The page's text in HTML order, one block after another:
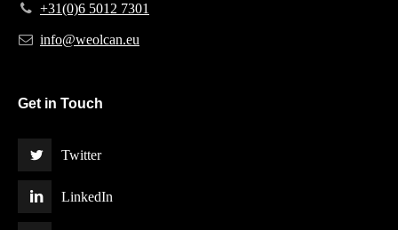
+31(0)6 5012 7301
info@weolcan.eu
Get in Touch
Twitter
LinkedIn